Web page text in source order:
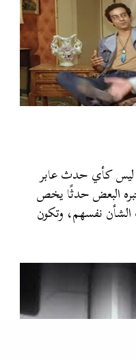
ليس كأي حدث عابر
البعض حدثًا يخص
نفسهم، وتكون